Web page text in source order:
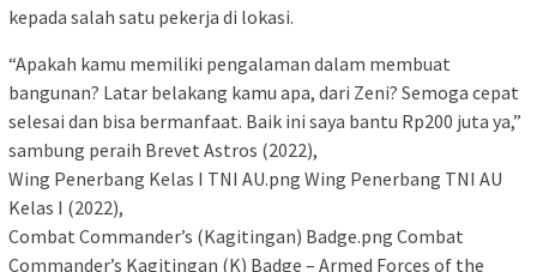
kepada salah satu pekerja di lokasi.
“Apakah kamu memiliki pengalaman dalam membuat
bangunan? Latar belakang kamu apa, dari Zeni? Semoga cepat
selesai dan bisa bermanfaat. Baik ini saya bantu Rp200 juta ya,”
sambung peraih Brevet Astros (2022),
Wing Penerbang Kelas I TNI AU.png Wing Penerbang TNI AU
Kelas I (2022),
Combat Commander’s (Kagitingan) Badge.png Combat
Commander’s Kagitingan (K) Badge – Armed Forces of the